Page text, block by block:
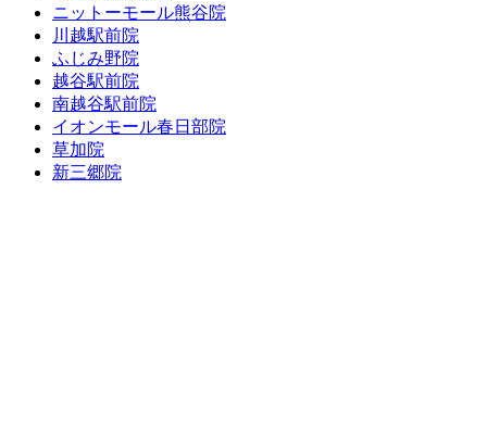
ニットーモール熊谷院
川越駅前院
ふじみ野院
越谷駅前院
南越谷駅前院
イオンモール春日部院
草加院
新三郷院